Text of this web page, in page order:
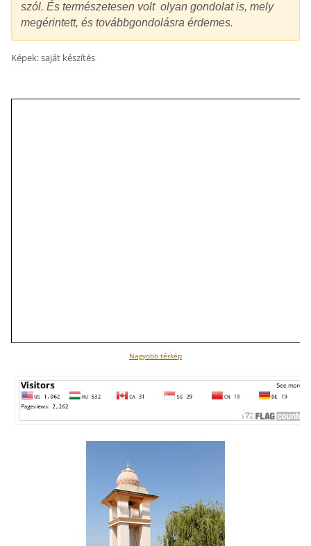
szól. És természetesen volt olyan gondolat is, mely
megérintett, és továbbgondolásra érdemes.
Képek: saját készítés
Nagyobb térkép